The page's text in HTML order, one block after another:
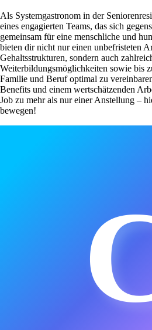
Als Systemgastronom in der
eines engagierten Teams, das sich
gemeinsam für eine menschliche und
bieten dir nicht nur einen unbefristeten
Gehaltsstrukturen, sondern auch
Weiterbildungsmöglichkeiten sowie bis
Familie und Beruf optimal zu
Benefits und einem wertschätzenden
Job zu mehr als nur einer Anstellung –
bewegen!